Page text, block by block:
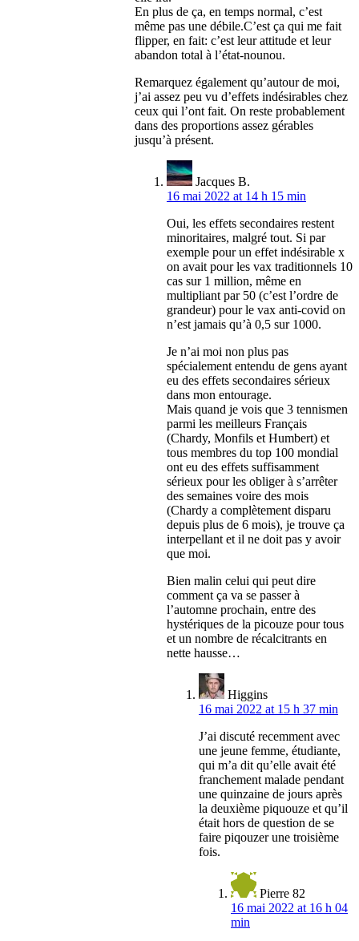
En plus de ça, en temps normal, c’est
même pas une débile.C’est ça qui me fait
flipper, en fait: c’est leur attitude et leur
abandon total à l’état-nounou.
Remarquez également qu’autour de moi,
j’ai assez peu vu d’effets indésirables chez
ceux qui l’ont fait. On reste probablement
dans des proportions assez gérables
jusqu’à présent.
Jacques B.
16 mai 2022 at 14 h 15 min
Oui, les effets secondaires restent
minoritaires, malgré tout. Si par
exemple pour un effet indésirable x
on avait pour les vax traditionnels 10
cas sur 1 million, même en
multipliant par 50 (c’est l’ordre de
grandeur) pour le vax anti-covid on
n’est jamais qu’à 0,5 sur 1000.
Je n’ai moi non plus pas
spécialement entendu de gens ayant
eu des effets secondaires sérieux
dans mon entourage.
Mais quand je vois que 3 tennismen
parmi les meilleurs Français
(Chardy, Monfils et Humbert) et
tous membres du top 100 mondial
ont eu des effets suffisamment
sérieux pour les obliger à s’arrêter
des semaines voire des mois
(Chardy a complètement disparu
depuis plus de 6 mois), je trouve ça
interpellant et il ne doit pas y avoir
que moi.
Bien malin celui qui peut dire
comment ça va se passer à
l’automne prochain, entre des
hystériques de la picouze pour tous
et un nombre de récalcitrants en
nette hausse…
Higgins
16 mai 2022 at 15 h 37 min
J’ai discuté recemment avec
une jeune femme, étudiante,
qui m’a dit qu’elle avait été
franchement malade pendant
une quinzaine de jours après
la deuxième piquouze et qu’il
était hors de question de se
faire piqouzer une troisième
fois.
Pierre 82
16 mai 2022 at 16 h 04
min